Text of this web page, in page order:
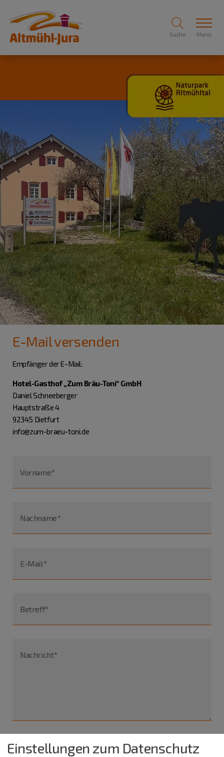
Suche Menü
E-Mail versenden
Empfänger der E-Mail:
Hotel-Gasthof „Zum Bräu-Toni“ GmbH
Daniel Schneeberger
Hauptstraße 4
92345 Dietfurt
info@zum-braeu-toni.de
Vorname*
Nachname*
E-Mail*
Betreff*
Nachricht*
Ich habe die Datenschutzerklärung gelesenund bin
Einstellungen zum Datenschutz